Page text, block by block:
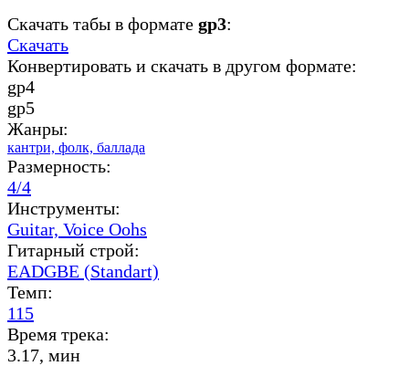
Скачать табы в формате gp3:
Скачать
Конвертировать и скачать в другом формате:
gp4
gp5
Жанры:
кантри, фолк, баллада
Размерность:
4/4
Инструменты:
Guitar, Voice Oohs
Гитарный строй:
EADGBE (Standart)
Темп:
115
Время трека:
3.17, мин